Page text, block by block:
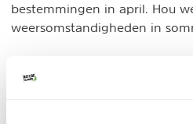
bestemmingen in april. Hou
weersomstandigheden in